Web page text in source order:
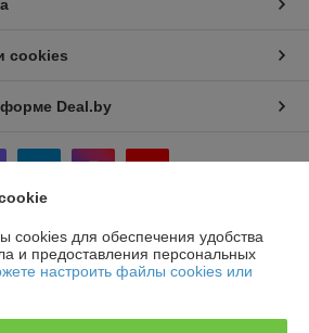
cookies
Deal.by
для обеспечения удобства
и предоставления персональных
настроить файлы cookies или